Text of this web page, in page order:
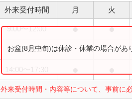
外来受付時間 月 火
9:00〜12:00 ● ●
9:00〜12:30
外来受付時間・内容等について、事前に
お盆(8月中旬)は休診・休業の場合があ